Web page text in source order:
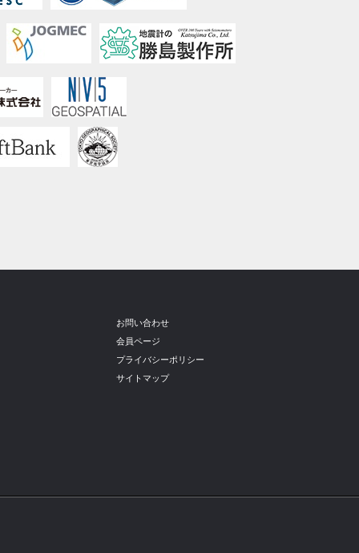
お問い合わせ
会員ページ
プライバシーポリシー
サイトマップ